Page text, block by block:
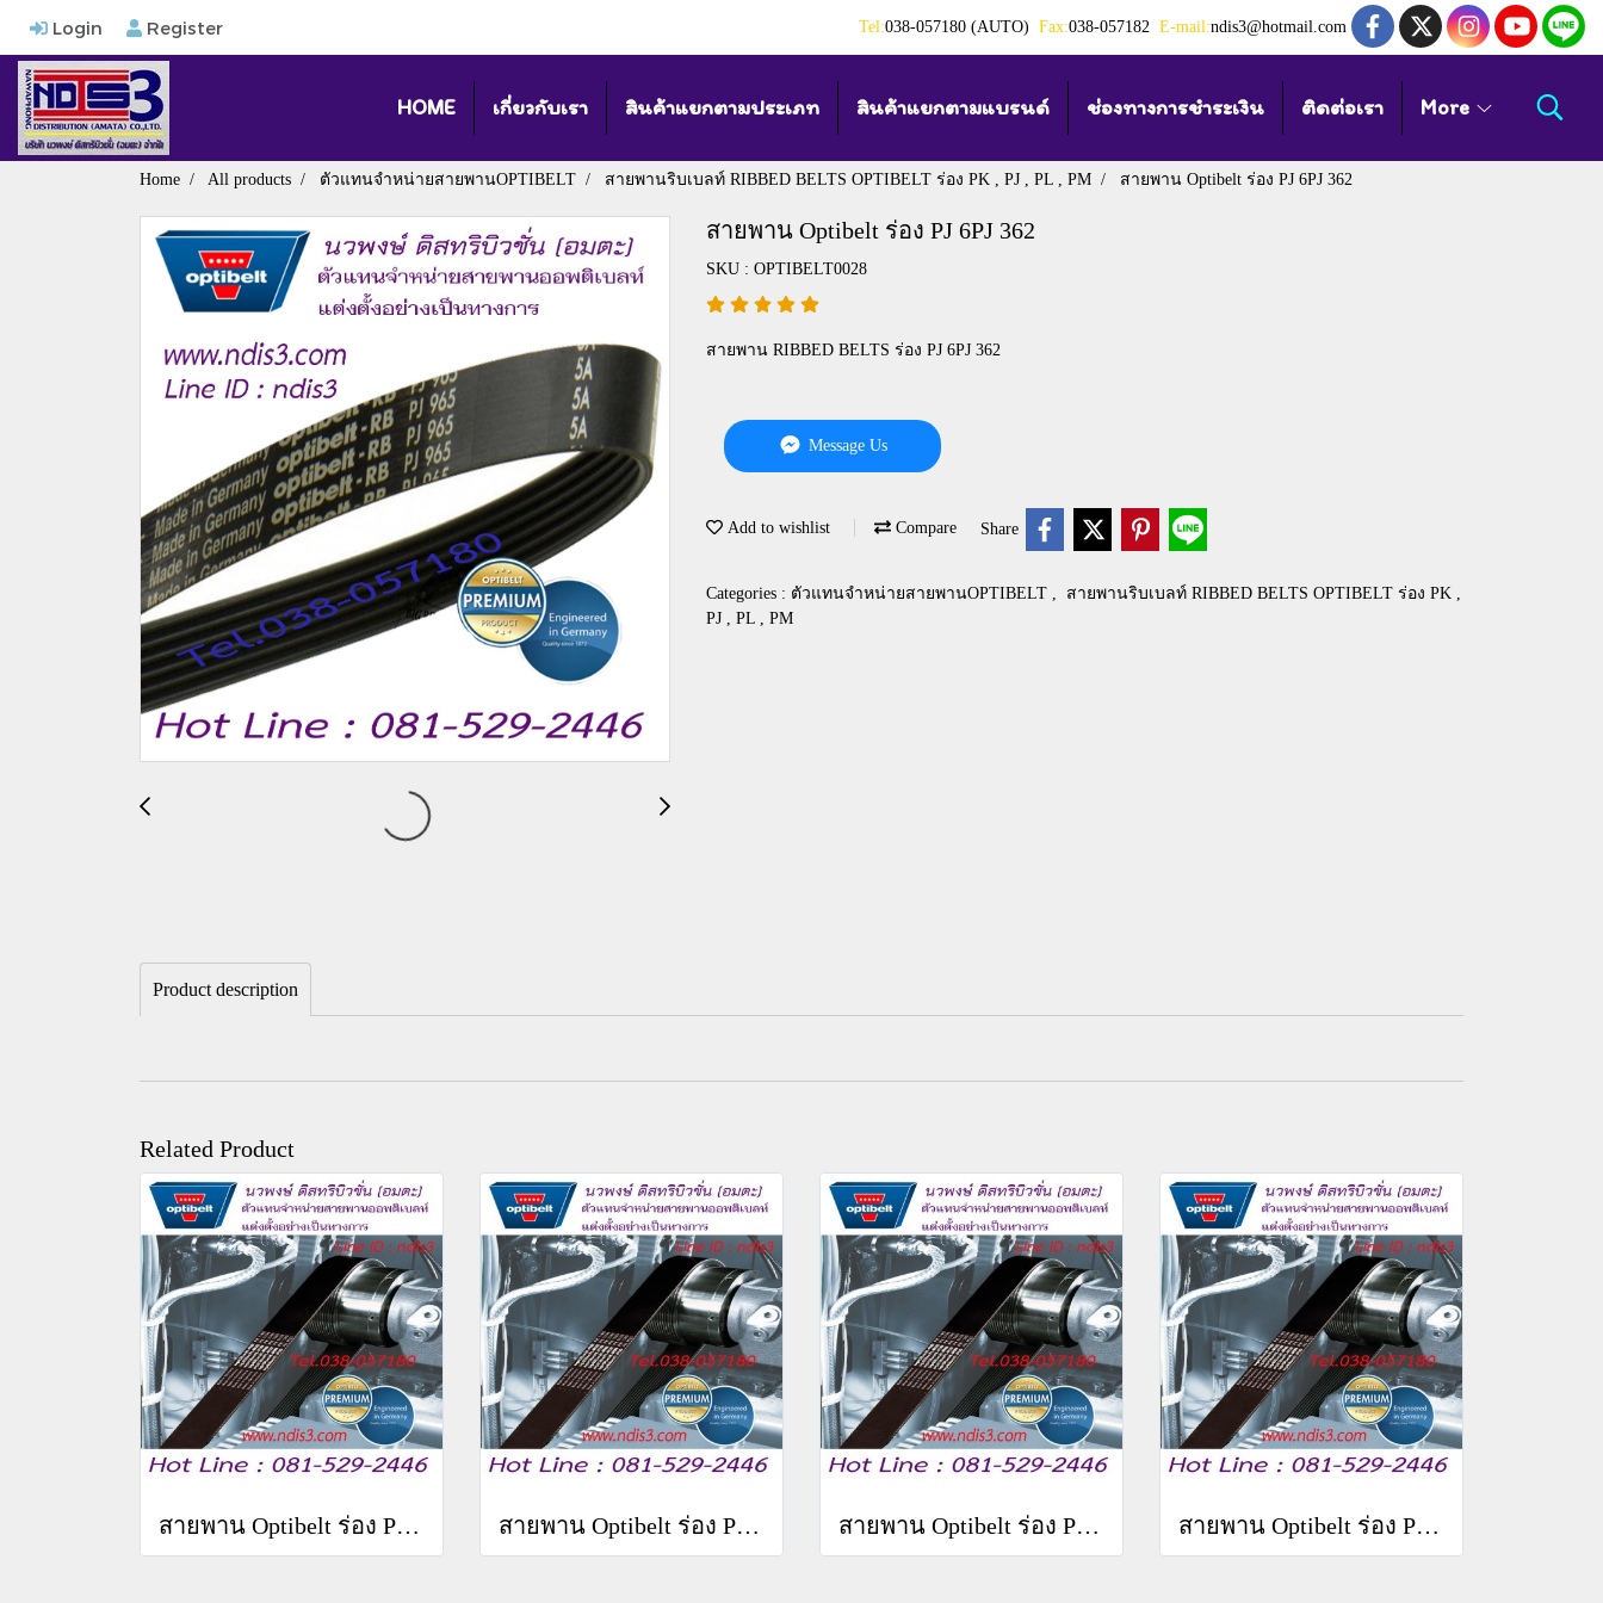
Login Register Tel:038-057180 (AUTO) Fax:038-057182 E-mail:ndis3@hotmail.com
HOME เกี่ยวกับเรา สินค้าแยกตามประเภท สินค้าแยกตามแบรนด์ ช่องทางการชำระเงิน ติดต่อเรา More
Home All products ตัวแทนจำหน่ายสายพานOPTIBELT สายพานริบเบลท์ RIBBED BELTS OPTIBELT ร่อง PK , PJ , PL , PM สายพาน Optibelt ร่อง PJ 6PJ 362
สายพาน Optibelt ร่อง PJ 6PJ 362
SKU : OPTIBELT0028
สายพาน RIBBED BELTS ร่อง PJ 6PJ 362
Message Us
Add to wishlist Compare Share
Categories : ตัวแทนจำหน่ายสายพานOPTIBELT ,
สายพานริบเบลท์ RIBBED BELTS OPTIBELT ร่อง PK ,
PJ , PL , PM
Product description
Related Product
สายพาน Optibelt ร่อง PM 9PM 8408 สายพาน Optibelt ร่อง PM 10PM 15266 สายพาน Optibelt ร่อง PM 10PM 8408 สายพาน Optibelt ร่อง PM 8PM 8408